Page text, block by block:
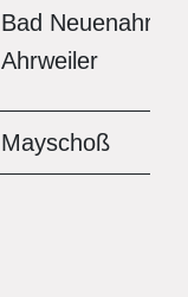
Bad Neuenahr-
Ahrweiler
Mayschoß